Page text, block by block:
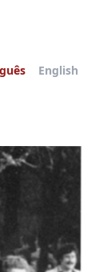
English